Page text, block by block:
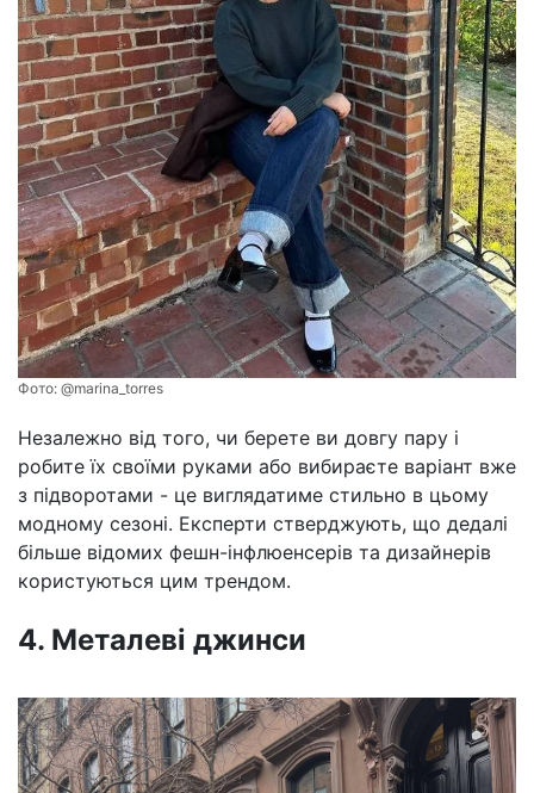
Фото: @marina_torres
Незалежно від того, чи берете ви довгу пару і
робите їх своїми руками або вибираєте варіант вже
з підворотами - це виглядатиме стильно в цьому
модному сезоні. Експерти стверджують, що дедалі
більше відомих фешн-інфлюенсерів та дизайнерів
користуються цим трендом.
4. Металеві джинси